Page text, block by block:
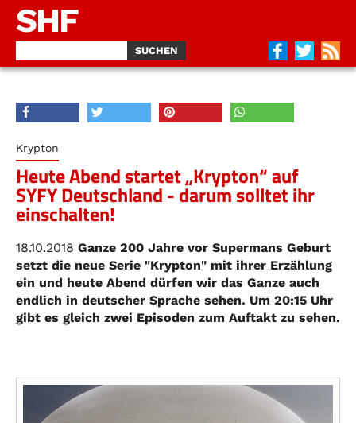
SHF
Krypton
Heute Abend startet „Krypton“ auf
SYFY Deutschland - darum solltet ihr
einschalten!
18.10.2018 Ganze 200 Jahre vor Supermans Geburt
setzt die neue Serie "Krypton" mit ihrer Erzählung
ein und heute Abend dürfen wir das Ganze auch
endlich in deutscher Sprache sehen. Um 20:15 Uhr
gibt es gleich zwei Episoden zum Auftakt zu sehen.